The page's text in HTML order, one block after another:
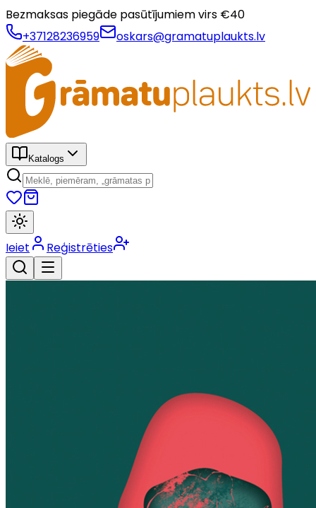
Bezmaksas piegāde pasūtījumiem virs €40
+37128236959
oskars@gramatuplaukts.lv
Katalogs
Ieiet Reģistrēties